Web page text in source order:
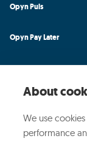
Opyn Puls
Opyn Pay Later
Opyn Universe
Opyn Credit AI
Opyn
About
We use
performance